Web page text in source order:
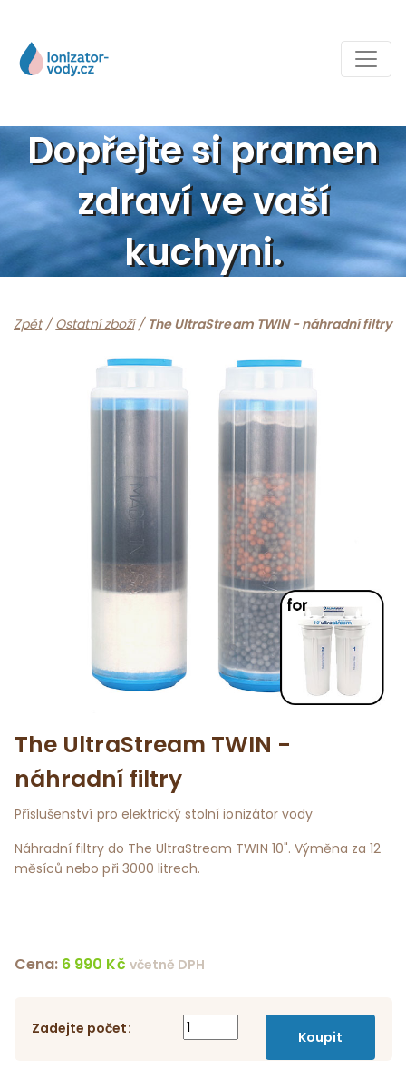
Dopřejte si pramen
zdraví ve vaší
kuchyni.
Zpět / Ostatní zboží / The UltraStream TWIN - náhradní filtry
The UltraStream TWIN -
náhradní filtry
Příslušenství pro elektrický stolní ionizátor vody
Náhradní filtry do The UltraStream TWIN 10". Výměna za 12
měsíců nebo při 3000 litrech.
Cena: 6 990 Kč včetně DPH
Zadejte počet: